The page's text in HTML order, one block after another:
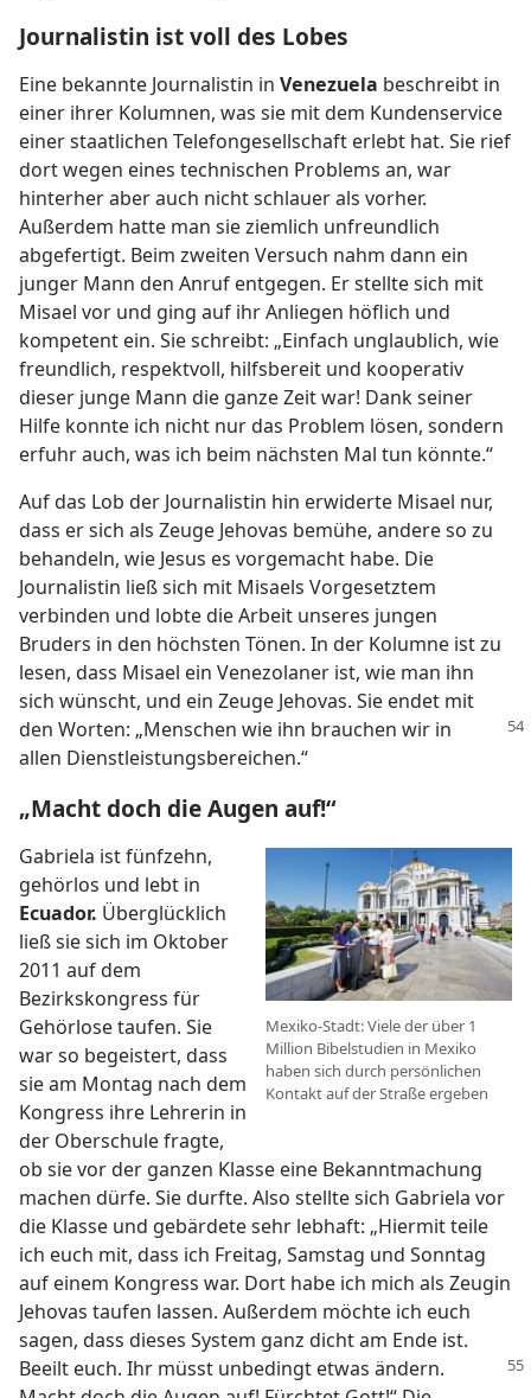
Journalistin ist voll des Lobes
Eine bekannte Journalistin in Venezuela beschreibt in
einer ihrer Kolumnen, was sie mit dem Kundenservice
einer staatlichen Telefongesellschaft erlebt hat. Sie rief
dort wegen eines technischen Problems an, war
hinterher aber auch nicht schlauer als vorher.
Außerdem hatte man sie ziemlich unfreundlich
abgefertigt. Beim zweiten Versuch nahm dann ein
junger Mann den Anruf entgegen. Er stellte sich mit
Misael vor und ging auf ihr Anliegen höflich und
kompetent ein. Sie schreibt: „Einfach unglaublich, wie
freundlich, respektvoll, hilfsbereit und kooperativ
dieser junge Mann die ganze Zeit war! Dank seiner
Hilfe konnte ich nicht nur das Problem lösen, sondern
erfuhr auch, was ich beim nächsten Mal tun könnte.“
Auf das Lob der Journalistin hin erwiderte Misael nur,
dass er sich als Zeuge Jehovas bemühe, andere so zu
behandeln, wie Jesus es vorgemacht habe. Die
Journalistin ließ sich mit Misaels Vorgesetztem
verbinden und lobte die Arbeit unseres jungen
Bruders in den höchsten Tönen. In der Kolumne ist zu
lesen, dass Misael ein Venezolaner ist, wie man ihn
sich wünscht, und ein Zeuge Jehovas. Sie endet mit
den Worten: „Menschen wie ihn brauchen wir in
allen Dienstleistungsbereichen.“
„Macht doch die Augen auf!“
Mexiko-Stadt: Viele der über 1
Million Bibelstudien in Mexiko
haben sich durch persönlichen
Kontakt auf der Straße ergeben
Gabriela ist fünfzehn,
gehörlos und lebt in
Ecuador. Überglücklich
ließ sie sich im Oktober
2011 auf dem
Bezirkskongress für
Gehörlose taufen. Sie
war so begeistert, dass
sie am Montag nach dem
Kongress ihre Lehrerin in
der Oberschule fragte,
ob sie vor der ganzen Klasse eine Bekanntmachung
machen dürfe. Sie durfte. Also stellte sich Gabriela vor
die Klasse und gebärdete sehr lebhaft: „Hiermit teile
ich euch mit, dass ich Freitag, Samstag und Sonntag
auf einem Kongress war. Dort habe ich mich als Zeugin
Jehovas taufen lassen. Außerdem möchte ich euch
sagen, dass dieses System ganz dicht am Ende ist.
Beeilt euch. Ihr müsst unbedingt etwas ändern.